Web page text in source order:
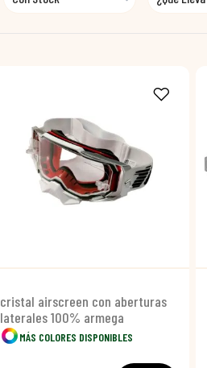
cristal airscreen con aberturas
laterales 100% armega
MÁS COLORES DISPONIBLES